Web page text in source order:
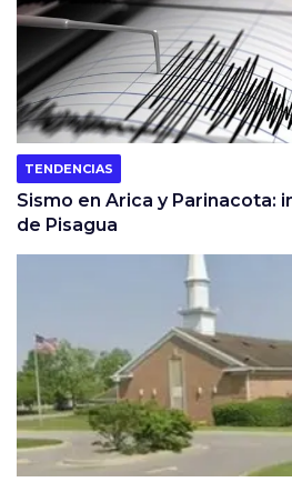
TENDENCIAS
Sismo en Arica y Parinacota:
de Pisagua